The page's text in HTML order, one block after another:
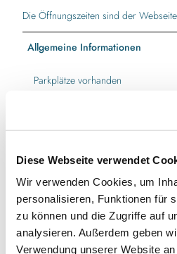
Diese Webseite verwendet
Wir verwenden Cookies, um
personalisieren, Funktionen für
zu können und die Zugriffe auf
analysieren. Außerdem geben
Verwendung unserer Website
Die Öffnungszeiten sind der
Allgemeine Informationen
Parkplätze vorhanden
für Schulklassen
für Familien